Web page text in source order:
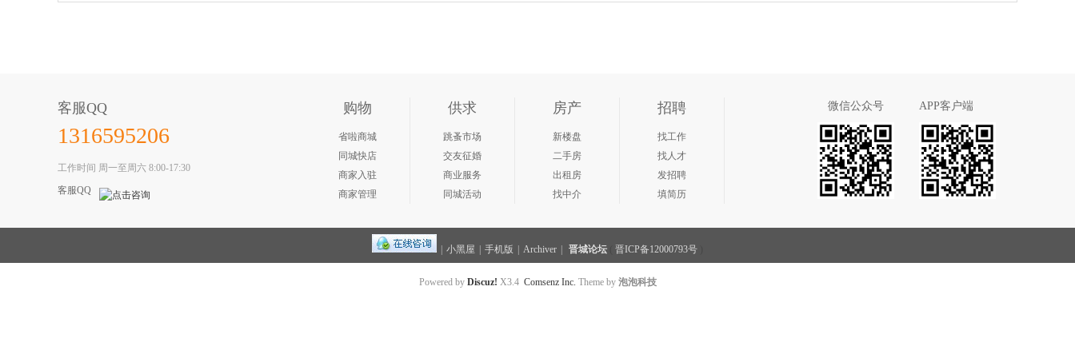
客服QQ
1316595206
工作时间 周一至周六 8:00-17:30
客服QQ
购物
省啦商城
同城快店
商家入驻
商家管理
供求
跳蚤市场
交友征婚
商业服务
同城活动
房产
新楼盘
二手房
出租房
找中介
招聘
找工作
找人才
发招聘
填简历
微信公众号 APP客户端
小黑屋 手机版 Archiver 晋城论坛 晋ICP备12000793号
Powered by Discuz! X3.4 Comsenz Inc. Theme by 泡泡科技